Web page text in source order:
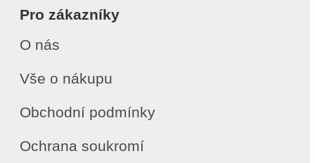
Pro zákazníky
O nás
Vše o nákupu
Obchodní podmínky
Ochrana soukromí